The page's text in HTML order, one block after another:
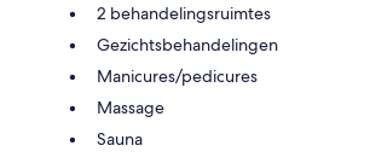
2 behandelingsruimtes
Gezichtsbehandelingen
Manicures/pedicures
Massage
Sauna